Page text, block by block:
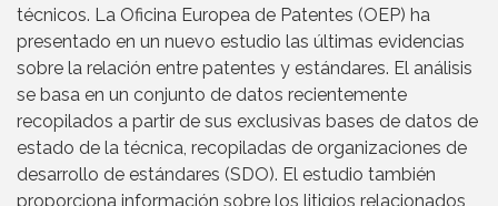
técnicos. La Oficina Europea de Patentes (OEP) ha
presentado en un nuevo estudio las últimas evidencias
sobre la relación entre patentes y estándares. El análisis
se basa en un conjunto de datos recientemente
recopilados a partir de sus exclusivas bases de datos de
estado de la técnica, recopiladas de organizaciones de
desarrollo de estándares (SDO). El estudio también
proporciona información sobre los litigios relacionados